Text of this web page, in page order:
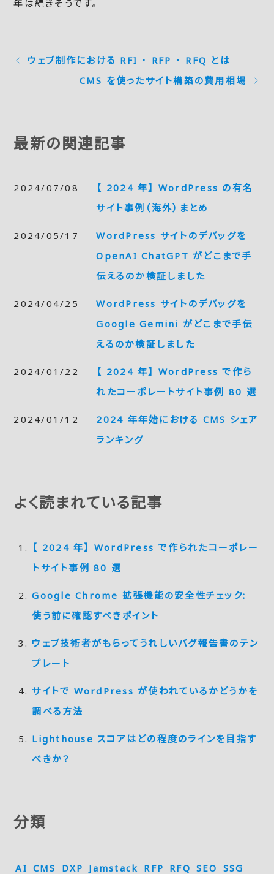
年は続きそうです。
ウェブ制作における RFI ・ RFP ・ RFQ とは
CMS を使ったサイト構築の費用相場
最新の関連記事
2024/07/08
【 2024 年】 WordPress の有名
サイト事例（海外）まとめ
2024/05/17
WordPress サイトのデバッグを
OpenAI ChatGPT がどこまで手
伝えるのか検証しました
2024/04/25
WordPress サイトのデバッグを
Google Gemini がどこまで手伝
えるのか検証しました
2024/01/22
【 2024 年】 WordPress で作ら
れたコーポレートサイト事例 80 選
2024/01/12
2024 年年始における CMS シェア
ランキング
よく読まれている記事
【 2024 年】 WordPress で作られたコーポレー
トサイト事例 80 選
Google Chrome 拡張機能の安全性チェック:
使う前に確認すべきポイント
ウェブ技術者がもらってうれしいバグ報告書のテン
プレート
サイトで WordPress が使われているかどうかを
調べる方法
Lighthouse スコアはどの程度のラインを目指す
べきか？
分類
AI CMS DXP Jamstack RFP RFQ SEO SSG